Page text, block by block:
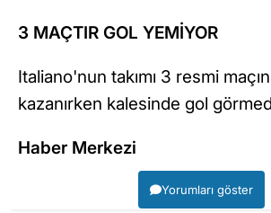
3 MAÇTIR GOL YEMİYOR
Italiano'nun takımı 3 resmi
kazanırken kalesinde gol
Haber Merkezi
Yorumları göster